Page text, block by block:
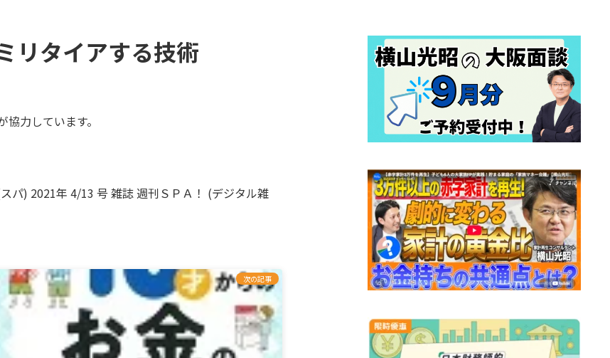
タイアする技術
力しています。
) 2021年 4/13 号 雑誌 週刊ＳＰＡ！ (デジタル雑
次の記事